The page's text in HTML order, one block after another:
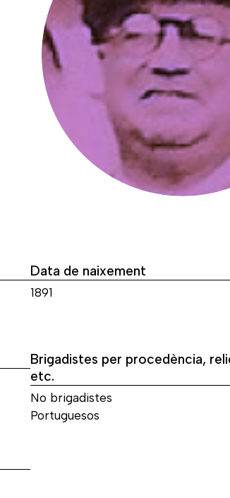
Data de naixement
1891
Brigadistes per procedència,
etc.
No brigadistes
Portuguesos